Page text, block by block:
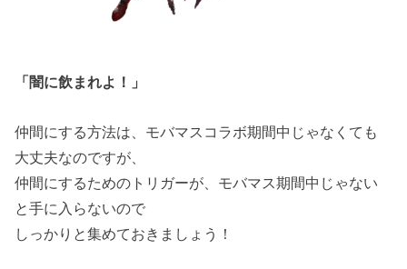
「闇に飲まれよ！」
仲間にする方法は、モバマスコラボ期間中じゃなくても
大丈夫なのですが、
仲間にするためのトリガーが、モバマス期間中じゃない
と手に入らないので
しっかりと集めておきましょう！